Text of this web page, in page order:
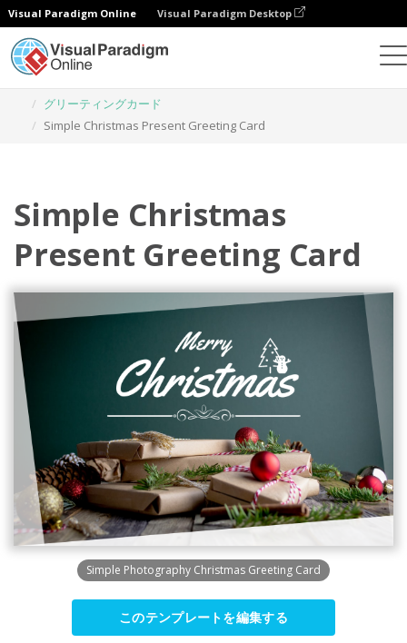
Visual Paradigm Online Visual Paradigm Desktop
グリーティングカード
Simple Christmas Present Greeting Card
Simple Christmas
Present Greeting Card
Simple Photography Christmas Greeting Card
このテンプレートを編集する